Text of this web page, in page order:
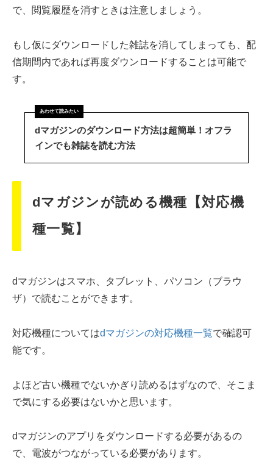
で、閲覧履歴を消すときは注意しましょう。
もし仮にダウンロードした雑誌を消してしまっても、配
信期間内であれば再度ダウンロードすることは可能で
す。
dマガジンのダウンロード方法は超簡単！オフラ
インでも雑誌を読む方法
dマガジンが読める機種【対応機
種一覧】
dマガジンはスマホ、タブレット、パソコン（ブラウ
ザ）で読むことができます。
対応機種についてはdマガジンの対応機種一覧で確認可
能です。
よほど古い機種でないかぎり読めるはずなので、そこま
で気にする必要はないかと思います。
dマガジンのアプリをダウンロードする必要があるの
で、電波がつながっている必要があります。